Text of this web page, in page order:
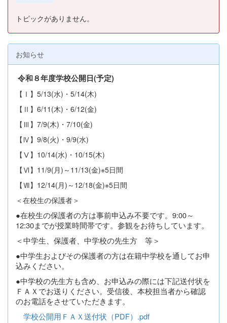
トピックがありません。
お知らせ
令和８年度学校公開日(予定)
【Ⅰ】5/13(水)・5/14(木)
【Ⅱ】6/11(木)・6/12(金)
【Ⅲ】7/9(木)・7/10(金)
【Ⅳ】9/8(火)・9/9(水)
【Ⅴ】10/14(水)・10/15(木)
【Ⅵ】11/9(月)～11/13(金)※5日間
【Ⅶ】12/14(月)～12/18(金)※5日間
＜在校生の保護者＞
●在校生の保護者の方は事前申込み不要です。 9:00～
12:30までが授業時間帯です。参観をお待ちしています。
＜中学生、保護者、中学校の先生方 等＞
●中学生およびその保護者の方は在籍中学校を通してお申
込みください。
●中学校の先生方も含め、お申込みの際には下記送付状を
ＦＡＸでお送りください。受信後、本校担当者から確認
のお電話をさせていただきます。
学校公開用ＦＡＸ送付状（PDF）.pdf